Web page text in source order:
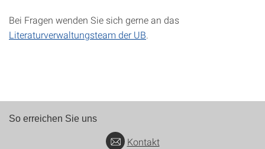
Bei Fragen wenden Sie sich gerne an das
Literaturverwaltungsteam der UB
So erreichen Sie uns
Kontakt